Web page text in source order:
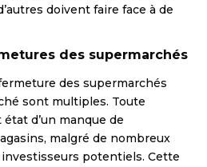
doivent faire face à de
des supermarchés
des supermarchés
sont multiples. Toute
état d’un manque de
malgré de nombreux
potentiels. Cette